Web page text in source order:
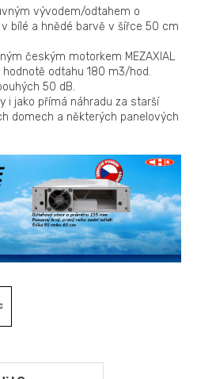
l
á
a
c
í
p
r
y
ý
p
i
s
u
vývodem/odtahem o
bílé a hnědé barvě v šířce 50 cm
českým motorkem MEZAXIAL
hodnotě odtahu 180 m3/hod.
50 dB.
i jako přímá náhradu za starší
domech a některých panelových